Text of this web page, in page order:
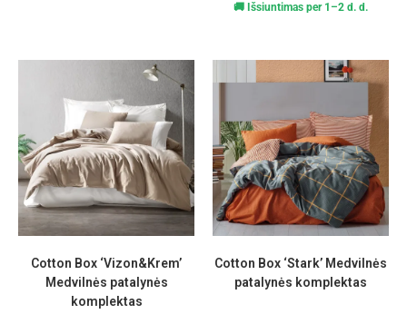
🚚 Išsiuntimas per 1–2 d. d.
Cotton Box ‘Vizon&Krem’
Medvilnės patalynės
komplektas
Cotton Box ‘Stark’ Medvilnės
patalynės komplektas